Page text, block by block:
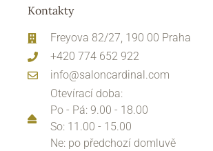
Kontakty
Freyova 82/27, 190 00 Praha
+420 774 652 922
info@saloncardinal.com
Otevírací doba:
Po - Pá: 9.00 - 18.00
So: 11.00 - 15.00
Ne: po předchozí domluvě